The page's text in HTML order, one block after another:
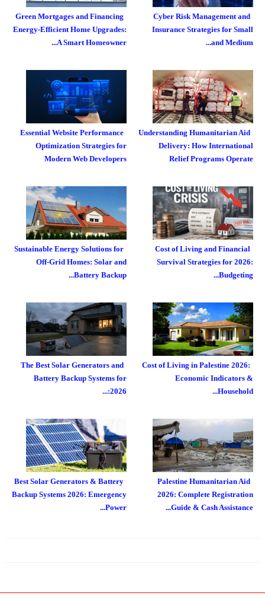
Green Mortgages and Financing
Energy-Efficient Home Upgrades:
A Smart Homeowner...
Cyber Risk Management and
Insurance Strategies for Small
and Medium...
Essential Website Performance
Optimization Strategies for
Modern Web Developers
Understanding Humanitarian Aid
Delivery: How International
Relief Programs Operate
Sustainable Energy Solutions for
Off-Grid Homes: Solar and
Battery Backup...
Cost of Living and Financial
Survival Strategies for 2026:
Budgeting...
The Best Solar Generators and
Battery Backup Systems for
2026:...
Cost of Living in Palestine 2026:
Economic Indicators &
Household...
Best Solar Generators & Battery
Backup Systems 2026: Emergency
Power...
Palestine Humanitarian Aid
2026: Complete Registration
Guide & Cash Assistance...